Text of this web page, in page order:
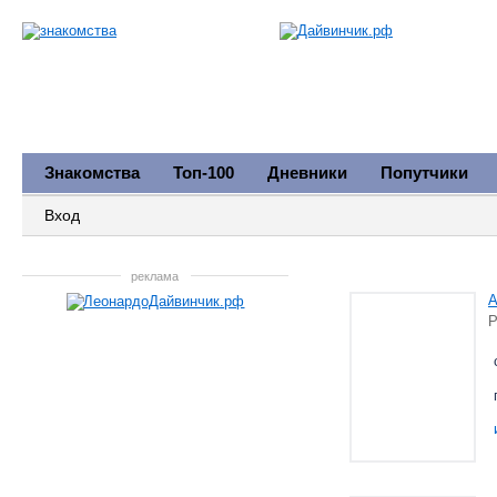
Знакомства Топ-100 Дневники Попутчики
Вход
реклама